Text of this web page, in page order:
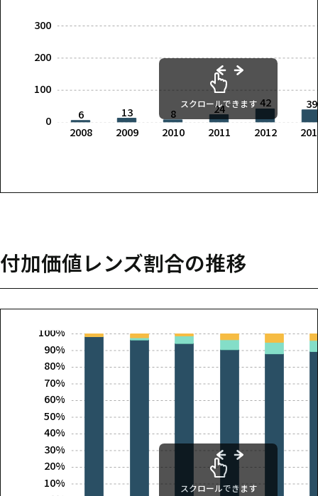
6 13 8 24 42
39
2008
2009 2010 2011 2012
0
100
200
300
スクロールできます
付加価値レンズ割合の推移
10%
20%
30%
40%
50%
60%
70%
80%
90%
100%
スクロールできます